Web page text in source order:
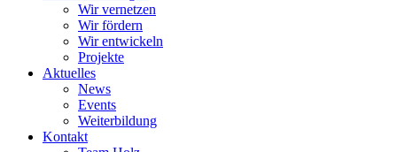
Wir vernetzen
Wir fördern
Wir entwickeln
Projekte
Aktuelles
News
Events
Weiterbildung
Kontakt